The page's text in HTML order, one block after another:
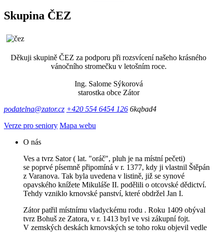
Skupina ČEZ
Děkuji skupině ČEZ za podporu při rozsvícení našeho krásného
vánočního stromečku v letošním roce.
Ing. Salome Sýkorová
starostka obce Zátor
podatelna@zator.cz +420 554 6454 126 6kqbad4
Verze pro seniory Mapa webu
O nás
Ves a tvrz Sator ( lat. "oráč", pluh je na místní pečeti)
se poprvé písemně připomíná v r. 1377, kdy ji vlastnil Štěpán
z Varanova. Tak byla uvedena v listině, již se synové
opavského knížete Mikuláše II. podělili o otcovské dědictví.
Tehdy vzniklo krnovské panství, které obdržel Jan I.
Zátor patřil místnímu vladyckému rodu . Roku 1409 obýval
tvrz Bohuš ze Zatora, v r. 1413 byl ve vsi zákupní fojt.
V zemských deskách krnovských se toho roku objevil vedle